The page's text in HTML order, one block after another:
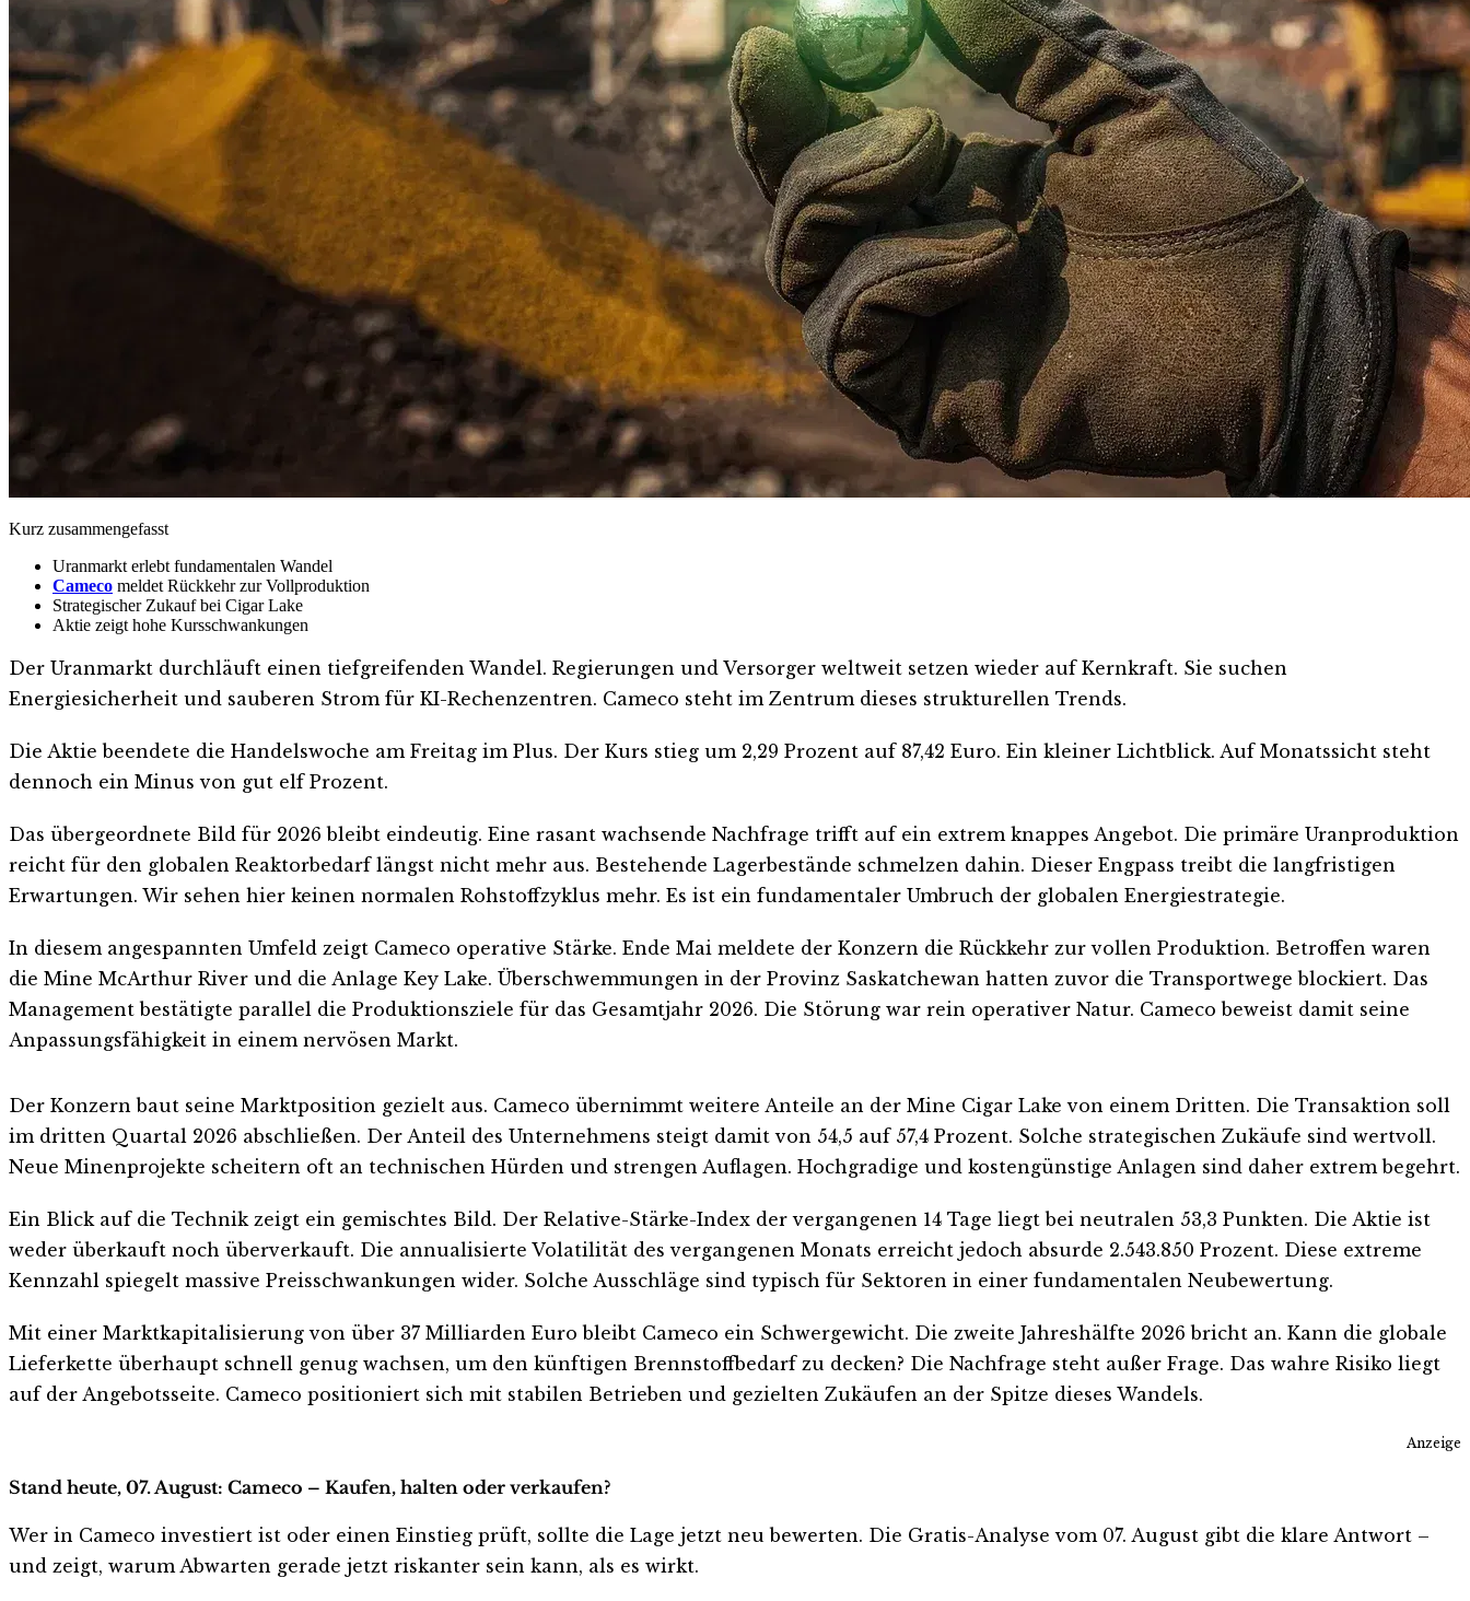
Kurz zusammengefasst
Uranmarkt erlebt fundamentalen Wandel
Cameco meldet Rückkehr zur Vollproduktion
Strategischer Zukauf bei Cigar Lake
Aktie zeigt hohe Kursschwankungen
Der Uranmarkt durchläuft einen tiefgreifenden Wandel. Regierungen und Versorger weltweit setzen wieder auf Kernkraft. Sie suchen
Energiesicherheit und sauberen Strom für KI-Rechenzentren. Cameco steht im Zentrum dieses strukturellen Trends.
Die Aktie beendete die Handelswoche am Freitag im Plus. Der Kurs stieg um 2,29 Prozent auf 87,42 Euro. Ein kleiner Lichtblick. Auf Monatssicht steht
dennoch ein Minus von gut elf Prozent.
Das übergeordnete Bild für 2026 bleibt eindeutig. Eine rasant wachsende Nachfrage trifft auf ein extrem knappes Angebot. Die primäre Uranproduktion
reicht für den globalen Reaktorbedarf längst nicht mehr aus. Bestehende Lagerbestände schmelzen dahin. Dieser Engpass treibt die langfristigen
Erwartungen. Wir sehen hier keinen normalen Rohstoffzyklus mehr. Es ist ein fundamentaler Umbruch der globalen Energiestrategie.
In diesem angespannten Umfeld zeigt Cameco operative Stärke. Ende Mai meldete der Konzern die Rückkehr zur vollen Produktion. Betroffen waren
die Mine McArthur River und die Anlage Key Lake. Überschwemmungen in der Provinz Saskatchewan hatten zuvor die Transportwege blockiert. Das
Management bestätigte parallel die Produktionsziele für das Gesamtjahr 2026. Die Störung war rein operativer Natur. Cameco beweist damit seine
Anpassungsfähigkeit in einem nervösen Markt.
Der Konzern baut seine Marktposition gezielt aus. Cameco übernimmt weitere Anteile an der Mine Cigar Lake von einem Dritten. Die Transaktion soll
im dritten Quartal 2026 abschließen. Der Anteil des Unternehmens steigt damit von 54,5 auf 57,4 Prozent. Solche strategischen Zukäufe sind wertvoll.
Neue Minenprojekte scheitern oft an technischen Hürden und strengen Auflagen. Hochgradige und kostengünstige Anlagen sind daher extrem begehrt.
Ein Blick auf die Technik zeigt ein gemischtes Bild. Der Relative-Stärke-Index der vergangenen 14 Tage liegt bei neutralen 53,3 Punkten. Die Aktie ist
weder überkauft noch überverkauft. Die annualisierte Volatilität des vergangenen Monats erreicht jedoch absurde 2.543.850 Prozent. Diese extreme
Kennzahl spiegelt massive Preisschwankungen wider. Solche Ausschläge sind typisch für Sektoren in einer fundamentalen Neubewertung.
Mit einer Marktkapitalisierung von über 37 Milliarden Euro bleibt Cameco ein Schwergewicht. Die zweite Jahreshälfte 2026 bricht an. Kann die globale
Lieferkette überhaupt schnell genug wachsen, um den künftigen Brennstoffbedarf zu decken? Die Nachfrage steht außer Frage. Das wahre Risiko liegt
auf der Angebotsseite. Cameco positioniert sich mit stabilen Betrieben und gezielten Zukäufen an der Spitze dieses Wandels.
Anzeige
Stand heute, 07. August: Cameco – Kaufen, halten oder verkaufen?
Wer in Cameco investiert ist oder einen Einstieg prüft, sollte die Lage jetzt neu bewerten. Die Gratis-Analyse vom 07. August gibt die klare Antwort –
und zeigt, warum Abwarten gerade jetzt riskanter sein kann, als es wirkt.